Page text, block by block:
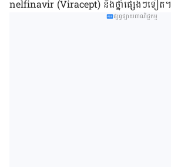
nelfinavir (Viracept) និង​ថ្នាំ​ផ្សេងៗ​ទៀត។
ផ្សព្វផ្សាយពាណិជ្ជកម្ម